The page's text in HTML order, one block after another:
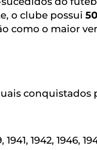
o clube possui
como o maior
conquistados
1941, 1942, 1946,